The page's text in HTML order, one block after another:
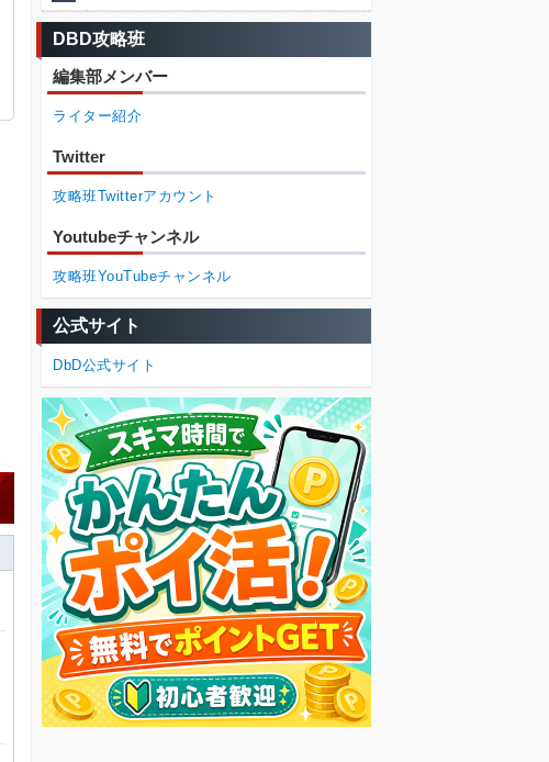
DBD攻略班
編集部メンバー
ライター紹介
Twitter
攻略班Twitterアカウント
Youtubeチャンネル
攻略班YouTubeチャンネル
公式サイト
DbD公式サイト